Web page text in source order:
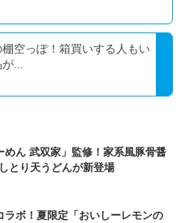
空っぽ！箱買いする人もい
...
めん 武双家」監修！家系風豚骨醤
とり天うどんが新登場
ラボ！夏限定「おいしーレモンの